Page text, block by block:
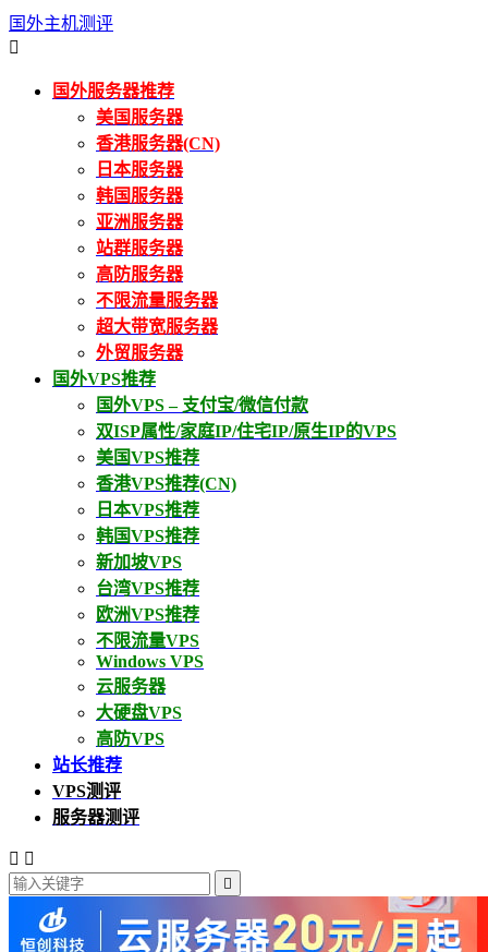
国外主机测评

国外服务器推荐
美国服务器
香港服务器(CN)
日本服务器
韩国服务器
亚洲服务器
站群服务器
高防服务器
不限流量服务器
超大带宽服务器
外贸服务器
国外VPS推荐
国外VPS – 支付宝/微信付款
双ISP属性/家庭IP/住宅IP/原生IP的VPS
美国VPS推荐
香港VPS推荐(CN)
日本VPS推荐
韩国VPS推荐
新加坡VPS
台湾VPS推荐
欧洲VPS推荐
不限流量VPS
Windows VPS
云服务器
大硬盘VPS
高防VPS
站长推荐
VPS测评
服务器测评
 
